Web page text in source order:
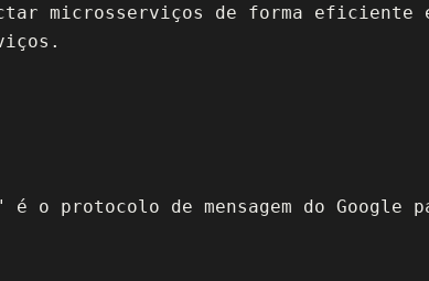
microsserviços de forma eficiente
protocolo de mensagem do Google